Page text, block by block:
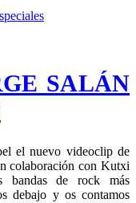
SALÁN
el nuevo videoclip de
colaboración con Kutxi
bandas de rock más
debajo y os contamos